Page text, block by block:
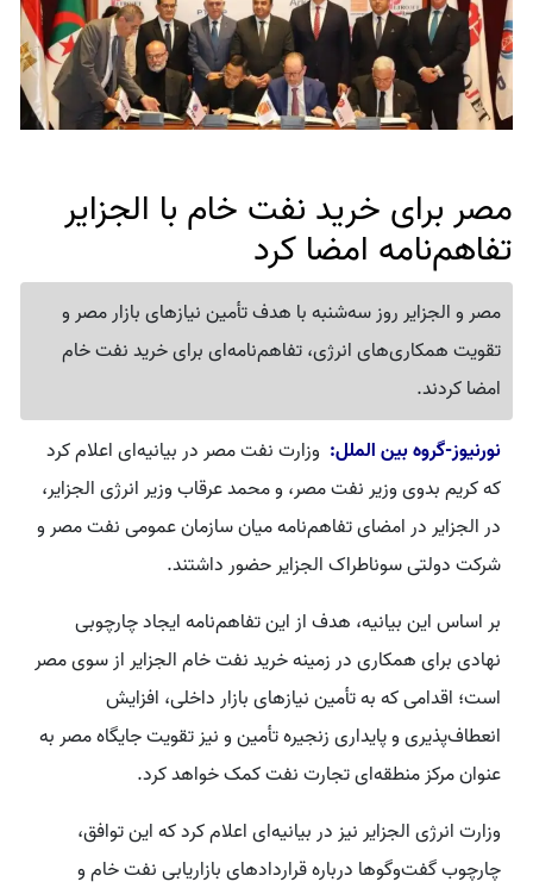
مصر برای خرید نفت خام با الجزایر
تفاهم‌نامه امضا کرد
مصر و الجزایر روز سه‌شنبه با هدف تأمین نیازهای بازار مصر و
تقویت همکاری‌های انرژی، تفاهم‌نامه‌ای برای خرید نفت خام
امضا کردند.
نورنیوز-گروه بین الملل: وزارت نفت مصر در بیانیه‌ای اعلام کرد
که کریم بدوی وزیر نفت مصر، و محمد عرقاب وزیر انرژی الجزایر،
در الجزایر در امضای تفاهم‌نامه میان سازمان عمومی نفت مصر و
شرکت دولتی سوناطراک الجزایر حضور داشتند.
بر اساس این بیانیه، هدف از این تفاهم‌نامه ایجاد چارچوبی
نهادی برای همکاری در زمینه خرید نفت خام الجزایر از سوی مصر
است؛ اقدامی که به تأمین نیازهای بازار داخلی، افزایش
انعطاف‌پذیری و پایداری زنجیره تأمین و نیز تقویت جایگاه مصر به
عنوان مرکز منطقه‌ای تجارت نفت کمک خواهد کرد.
وزارت انرژی الجزایر نیز در بیانیه‌ای اعلام کرد که این توافق،
چارچوب گفت‌وگوها درباره قراردادهای بازاریابی نفت خام و